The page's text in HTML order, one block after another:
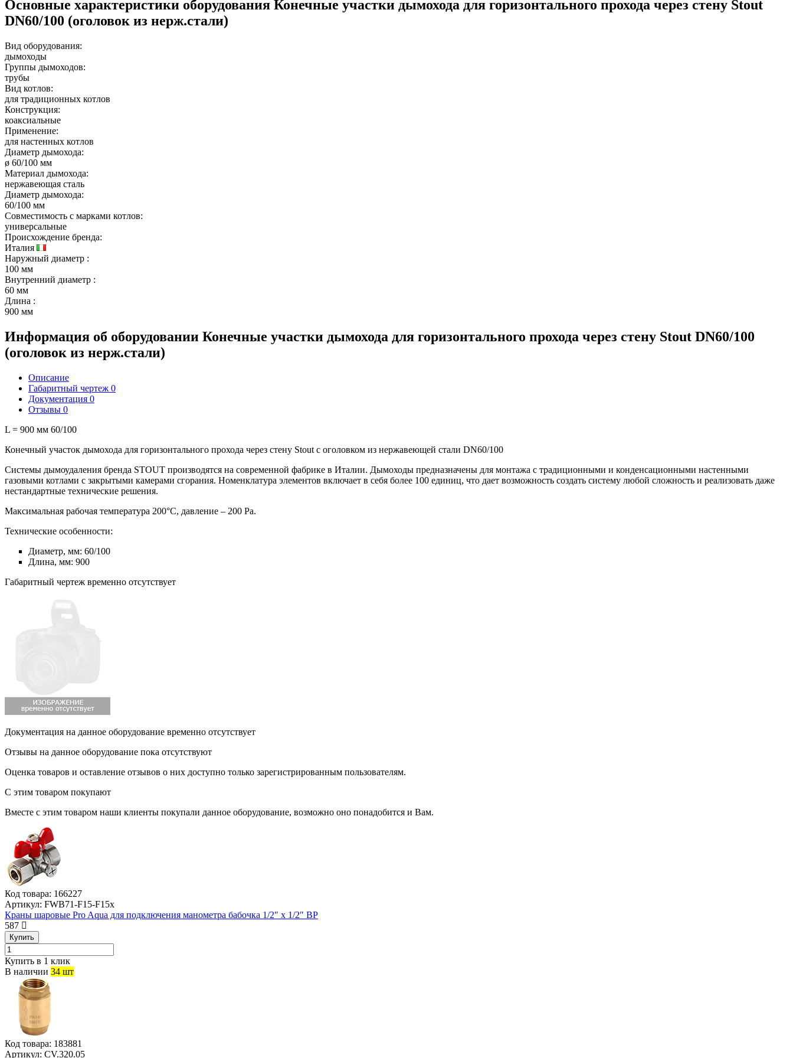
Основные характеристики оборудования Конечные участки дымохода для горизонтального прохода через стену Stout
DN60/100 (оголовок из нерж.стали)
Вид оборудования:
дымоходы
Группы дымоходов:
трубы
Вид котлов:
для традиционных котлов
Конструкция:
коаксиальные
Применение:
для настенных котлов
Диаметр дымохода:
ø 60/100 мм
Материал дымохода:
нержавеющая сталь
Диаметр дымохода:
60/100 мм
Совместимость с марками котлов:
универсальные
Происхождение бренда:
Италия
Наружный диаметр :
100 мм
Внутренний диаметр :
60 мм
Длина :
900 мм
Информация об оборудовании Конечные участки дымохода для горизонтального прохода через стену Stout DN60/100
(оголовок из нерж.стали)
Описание
Габаритный чертеж 0
Документация 0
Отзывы 0
L = 900 мм 60/100
Конечный участок дымохода для горизонтального прохода через стену Stout с оголовком из нержавеющей стали DN60/100
Системы дымоудаления бренда STOUT производятся на современной фабрике в Италии. Дымоходы предназначены для монтажа с традиционными и конденсационными настенными
газовыми котлами с закрытыми камерами сгорания. Номенклатура элементов включает в себя более 100 единиц, что дает возможность создать систему любой сложность и реализовать даже
нестандартные технические решения.
Максимальная рабочая температура 200°С, давление – 200 Ра.
Технические особенности:
Диаметр, мм: 60/100
Длина, мм: 900
Габаритный чертеж временно отсутствует
Документация на данное оборудование временно отсутствует
Отзывы на данное оборудование пока отсутствуют
Оценка товаров и оставление отзывов о них доступно только зарегистрированным пользователям.
С этим товаром покупают
Вместе с этим товаром наши клиенты покупали данное оборудование, возможно оно понадобится и Вам.
Код товара: 166227
Артикул: FWB71-F15-F15x
Краны шаровые Pro Aqua для подключения манометра бабочка 1/2″ x 1/2″ ВР
587
Купить
Купить в 1 клик
В наличии 34 шт
Код товара: 183881
Артикул: CV.320.05